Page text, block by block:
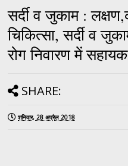
सर्दी व जुकाम :
चिकित्सा, सर्दी व
रोग निवारण में
SHARE:
शनिवार, 28 अप्रैल 2018